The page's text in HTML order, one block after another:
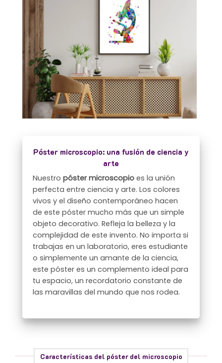
Póster microscopio: una fusión de ciencia y
arte
Nuestropóster microscopio es la unión
perfecta entre ciencia y arte. Los colores
vivos y el diseño contemporáneo hacen
de este póster mucho más que un simple
objeto decorativo. Refleja la belleza y la
complejidad de este invento. No importa si
trabajas en un laboratorio, eres estudiante
o simplemente un amante de la ciencia,
este póster es un complemento ideal para
tu espacio, un recordatorio constante de
las maravillas del mundo que nos rodea.
Características del póster del microscopio